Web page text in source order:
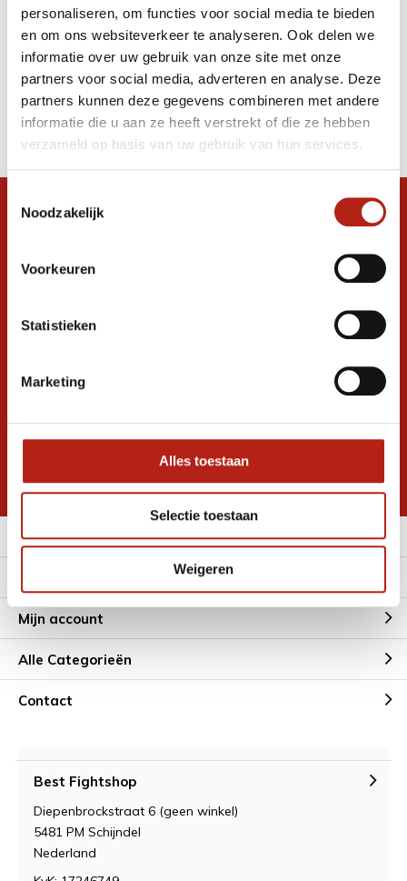
personaliseren, om functies voor social media te bieden
en om ons websiteverkeer te analyseren. Ook delen we
informatie over uw gebruik van onze site met onze
partners voor social media, adverteren en analyse. Deze
partners kunnen deze gegevens combineren met andere
informatie die u aan ze heeft verstrekt of die ze hebben
verzameld op basis van uw gebruik van hun services.
Noodzakelijk
Voorkeuren
Statistieken
Marketing
Alles toestaan
Selectie toestaan
Weigeren
Apply filters
Taekwondo
trainingsmiddelen
Producten
Filter
Sorteren op
Snel antwoord op je vraag?
graag verder. 24/7
Ontvang de nieuwste aanbiedingen en
Inschrijven voor
* Lees hier de wettelijke beperkingen
Meer informatie
Mijn account
Alle Categorieën
Contact
Best Fightshop
Diepenbrockstraat 6 (geen winkel)
5481 PM Schijndel
Nederland